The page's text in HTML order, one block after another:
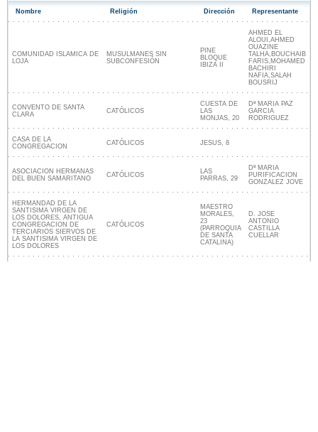
Nombre Religión Dirección Representante
COMUNIDAD ISLAMICA DE
LOJA
MUSULMANES SIN
SUBCONFESIÓN
PINE
BLOQUE
IBIZA II
AHMED EL
ALOUI,AHMED
OUAZINE
TALHA,BOUCHAIB
FARIS,MOHAMED
BACHIRI
NAFIA,SALAH
BOUSRIJ
CONVENTO DE SANTA
CLARA
CATÓLICOS
CUESTA DE
LAS
MONJAS, 20
Dª MARIA PAZ
GARCIA
RODRIGUEZ
CASA DE LA
CONGREGACION
CATÓLICOS JESUS, 8
ASOCIACION HERMANAS
DEL BUEN SAMARITANO
CATÓLICOS
LAS
PARRAS, 29
Dª MARIA
PURIFICACION
GONZALEZ JOVE
HERMANDAD DE LA
SANTISIMA VIRGEN DE
LOS DOLORES, ANTIGUA
CONGREGACION DE
TERCIARIOS SIERVOS DE
LA SANTISIMA VIRGEN DE
LOS DOLORES
CATÓLICOS
MAESTRO
MORALES,
23
(PARROQUIA
DE SANTA
CATALINA)
D. JOSE
ANTONIO
CASTILLA
CUELLAR